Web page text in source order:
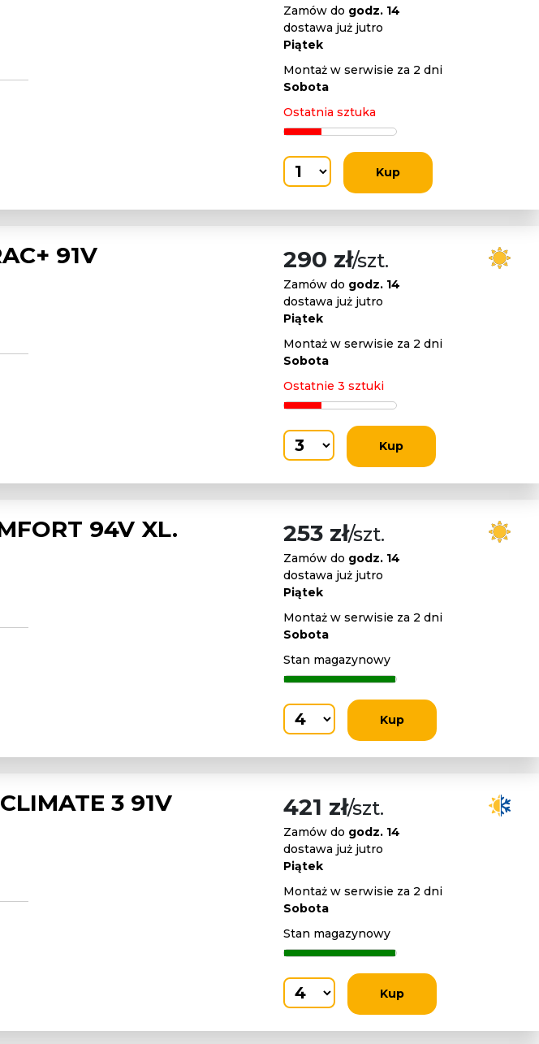
Zamów do godz. 14
dostawa już jutro
Piątek
Montaż w serwisie za 2 dni
Sobota
Ostatnia sztuka
Kup
91V 290 zł/szt.
Zamów do godz. 14
dostawa już jutro
Piątek
Montaż w serwisie za 2 dni
Sobota
Ostatnie 3 sztuki
Kup
94V XL. 253 zł/szt.
Zamów do godz. 14
dostawa już jutro
Piątek
Montaż w serwisie za 2 dni
Sobota
Stan magazynowy
Kup
3 91V 421 zł/szt.
Zamów do godz. 14
dostawa już jutro
Piątek
Montaż w serwisie za 2 dni
Sobota
Stan magazynowy
Kup